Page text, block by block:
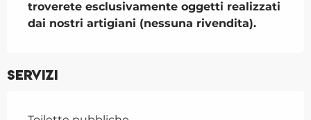
troverete esclusivamente oggetti realizzati
dai nostri artigiani (nessuna rivendita).
Servizi